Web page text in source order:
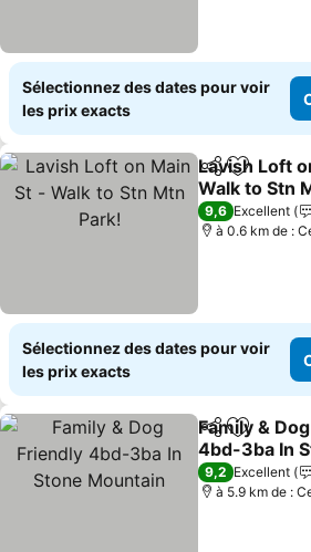
Sélectionnez des dates pour voir
les prix exacts
PartagerAjouter
Lavish Loft
Walk to Stn
Consulter les
9,6 Excellent
à 0.6 km de :
Sélectionnez des dates pour voir
les prix exacts
PartagerAjouter
Family &
4bd-3ba In
Mountain
Consulter les
9,2 Excellent
à 5.9 km de :